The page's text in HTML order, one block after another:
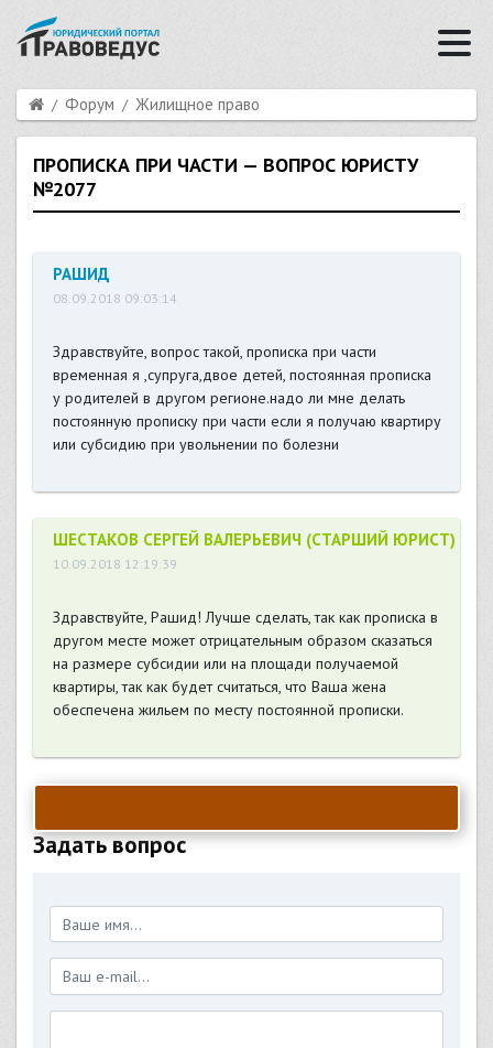
Форум Жилищное право
ПРОПИСКА ПРИ ЧАСТИ — ВОПРОС ЮРИСТУ
№2077
РАШИД
08.09.2018 09:03:14
Здравствуйте, вопрос такой, прописка при части
временная я ,супруга,двое детей, постоянная прописка
у родителей в другом регионе.надо ли мне делать
постоянную прописку при части если я получаю квартиру
или субсидию при увольнении по болезни
ШЕСТАКОВ СЕРГЕЙ ВАЛЕРЬЕВИЧ (СТАРШИЙ ЮРИСТ)
10.09.2018 12:19:39
Здравствуйте, Рашид! Лучше сделать, так как прописка в
другом месте может отрицательным образом сказаться
на размере субсидии или на площади получаемой
квартиры, так как будет считаться, что Ваша жена
обеспечена жильем по месту постоянной прописки.
Задать вопрос